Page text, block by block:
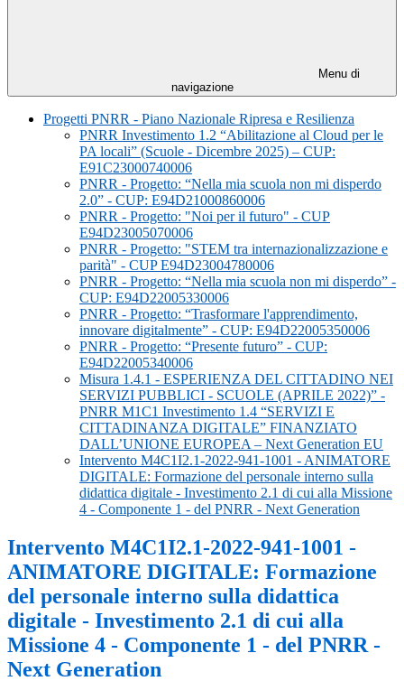
Menu di
navigazione
Progetti PNRR - Piano Nazionale Ripresa e Resilienza
PNRR Investimento 1.2 “Abilitazione al Cloud per le
PA locali” (Scuole - Dicembre 2025) – CUP:
E91C23000740006
PNRR - Progetto: “Nella mia scuola non mi disperdo
2.0” - CUP: E94D21000860006
PNRR - Progetto: "Noi per il futuro" - CUP
E94D23005070006
PNRR - Progetto: "STEM tra internazionalizzazione e
parità" - CUP E94D23004780006
PNRR - Progetto: “Nella mia scuola non mi disperdo” -
CUP: E94D22005330006
PNRR - Progetto: “Trasformare l'apprendimento,
innovare digitalmente” - CUP: E94D22005350006
PNRR - Progetto: “Presente futuro” - CUP:
E94D22005340006
Misura 1.4.1 - ESPERIENZA DEL CITTADINO NEI
SERVIZI PUBBLICI - SCUOLE (APRILE 2022)” -
PNRR M1C1 Investimento 1.4 “SERVIZI E
CITTADINANZA DIGITALE” FINANZIATO
DALL’UNIONE EUROPEA – Next Generation EU
Intervento M4C1I2.1-2022-941-1001 - ANIMATORE
DIGITALE: Formazione del personale interno sulla
didattica digitale - Investimento 2.1 di cui alla Missione
4 - Componente 1 - del PNRR - Next Generation
Intervento M4C1I2.1-2022-941-1001 -
ANIMATORE DIGITALE: Formazione
del personale interno sulla didattica
digitale - Investimento 2.1 di cui alla
Missione 4 - Componente 1 - del PNRR -
Next Generation